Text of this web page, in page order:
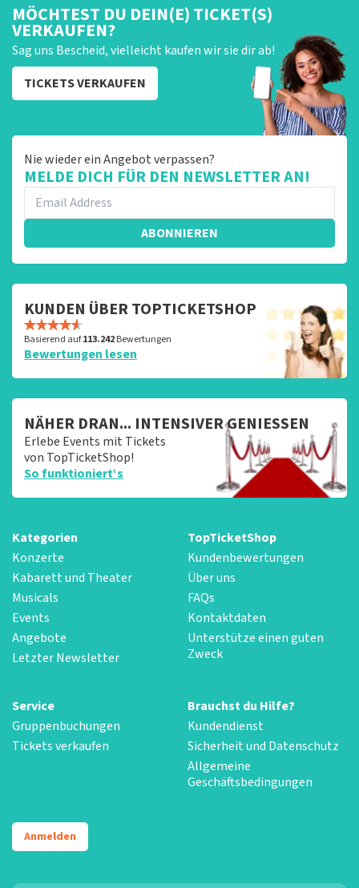
MÖCHTEST DU DEIN(E) TICKET(S)
VERKAUFEN?
Sag uns Bescheid, vielleicht kaufen wir sie dir ab!
TICKETS VERKAUFEN
Nie wieder ein Angebot verpassen?
MELDE DICH FÜR DEN NEWSLETTER AN!
ABONNIEREN
KUNDEN ÜBER TOPTICKETSHOP
Basierend auf113.242Bewertungen
Bewertungen lesen
NÄHER DRAN... INTENSIVER GENIESSEN
Erlebe Events mit Tickets
von TopTicketShop!
So funktioniert‘s
Kategorien
Konzerte
Kabarett und Theater
Musicals
Events
Angebote
Letzter Newsletter
TopTicketShop
Kundenbewertungen
Über uns
FAQs
Kontaktdaten
Unterstütze einen guten
Zweck
Service
Gruppenbuchungen
Tickets verkaufen
Brauchst du Hilfe?
Kundendienst
Sicherheit und Datenschutz
Allgemeine
Geschäftsbedingungen
Anmelden